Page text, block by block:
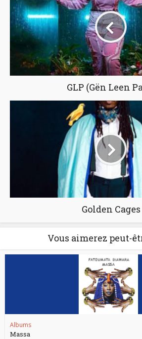
GLP (Gën Leen
Golden Cages
Vous aimerez peut-
Albums
Massa